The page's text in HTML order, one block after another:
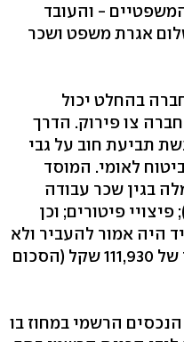
- והעובד
אגרת משפט ושכר
בהחלט יכול
צו פירוק. הדרך
תביעת חוב על גבי
לאומי. המוסד
בגין שכר עבודה
פיטורים; וכן
היה אמור להעביר ולא
העביר; הכל עד לסך מקסימלי של 111,930 שקל (הסכום
הרשמי במחוז בו